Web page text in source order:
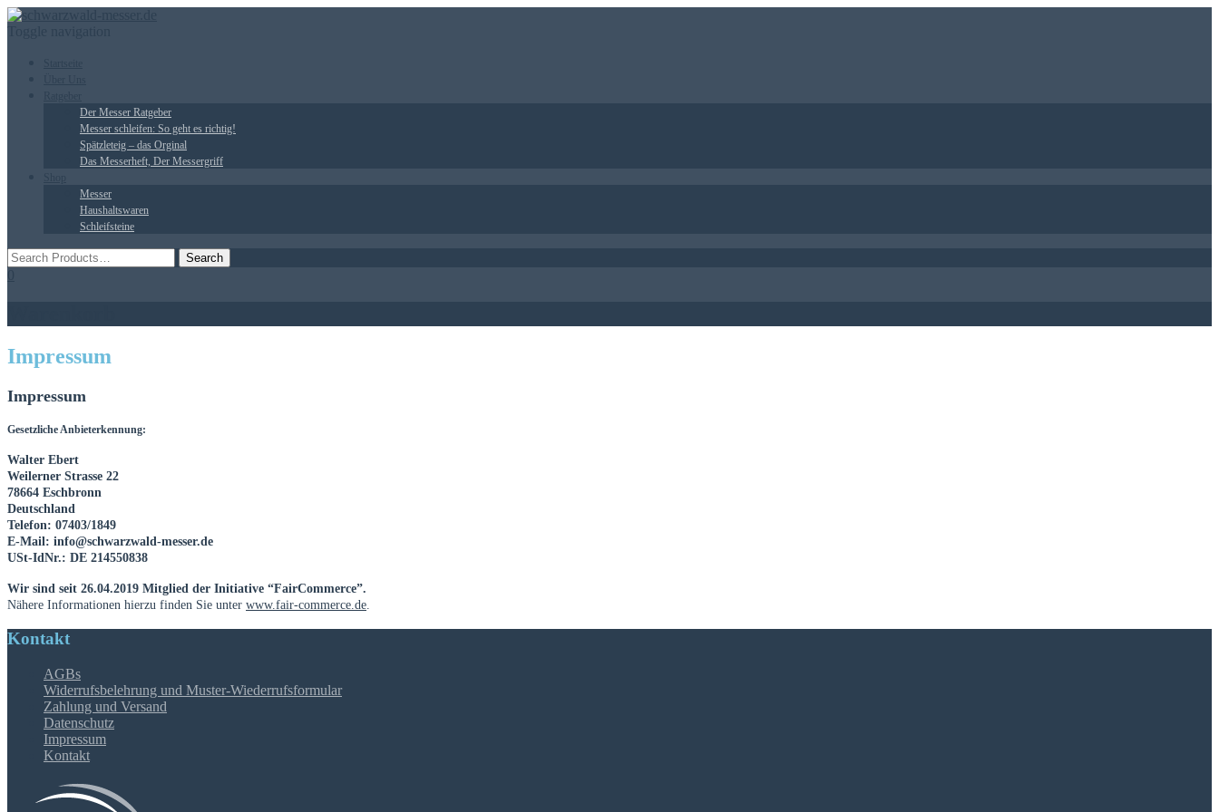
Der Messer Ratgeber
Messer schleifen: So geht es richtig!
Spätzleteig – das Orginal
Das Messerheft, Der Messergriff
Messer
Haushaltswaren
Schleifsteine
Impressum
Impressum
Gesetzliche Anbieterkennung:
Walter Ebert
Weilerner Strasse 22
78664 Eschbronn
Deutschland
Telefon: 07403/1849
E-Mail: info@schwarzwald-messer.de
USt-IdNr.: DE 214550838
Wir sind seit 26.04.2019 Mitglied der Initiative “FairCommerce”.
Nähere Informationen hierzu finden Sie unter www.fair-commerce.de
Kontakt
AGBs
Widerrufsbelehrung und Muster-Wiederrufsformular
Zahlung und Versand
Datenschutz
Impressum
Kontakt